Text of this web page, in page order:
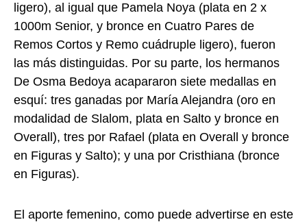
ligero), al igual que Pamela Noya (plata en 2 x
1000m Senior, y bronce en Cuatro Pares de
Remos Cortos y Remo cuádruple ligero), fueron
las más distinguidas. Por su parte, los hermanos
De Osma Bedoya acapararon siete medallas en
esquí: tres ganadas por María Alejandra (oro en
modalidad de Slalom, plata en Salto y bronce en
Overall), tres por Rafael (plata en Overall y bronce
en Figuras y Salto); y una por Cristhiana (bronce
en Figuras).
El aporte femenino, como puede advertirse en este